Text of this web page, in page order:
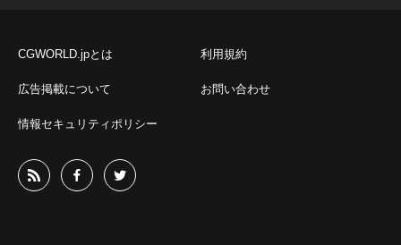
CGWORLD.jpとは 利用規約
広告掲載について お問い合わせ
情報セキュリティポリシー